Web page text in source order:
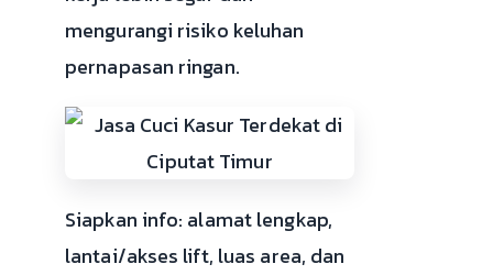
mengurangi risiko keluhan
pernapasan ringan.
Siapkan info: alamat lengkap,
lantai/akses lift, luas area, dan